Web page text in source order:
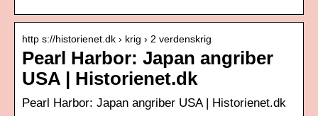
http s://historienet.dk › krig › 2 verdenskrig
Pearl Harbor: Japan angriber
USA | Historienet.dk
Pearl Harbor: Japan angriber USA | Historienet.dk